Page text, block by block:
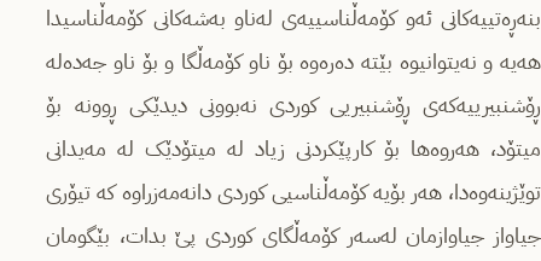
بنەڕەتییەکانی ئەو کۆمەڵناسییەى لەناو بەشەکانى کۆمەڵناسیدا
هەیە و نەیتوانیوە بێتە دەرەوە بۆ ناو کۆمەڵگا و بۆ ناو جەدەلە
ڕۆشنبیرییەکەى ڕۆشنبیریى کوردى نەبوونى دیدێکى ڕوونە بۆ
میتۆد، هەروەها بۆ کارپێکردنى زیاد لە میتۆدێک لە مەیدانى
توێژینەوەدا، هەر بۆیە کۆمەڵناسیى کوردى دانەمەزراوە کە تیۆرى
جیاواز جیاوازمان لەسەر کۆمەڵگاى کوردى پێ بدات، بێگومان